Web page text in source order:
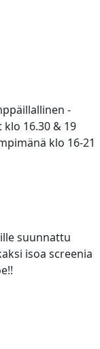
-
16.30 & 19
klo 16-21
suunnattu
isoa screenia